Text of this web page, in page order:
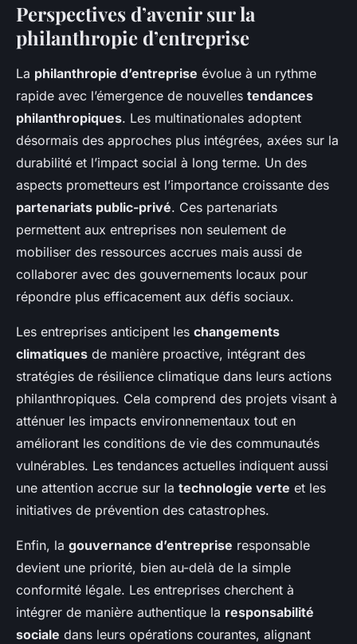
Perspectives d’avenir sur la
philanthropie d’entreprise
La philanthropie d’entreprise évolue à un rythme
rapide avec l’émergence de nouvelles tendances
philanthropiques. Les multinationales adoptent
désormais des approches plus intégrées, axées sur la
durabilité et l’impact social à long terme. Un des
aspects prometteurs est l’importance croissante des
partenariats public-privé. Ces partenariats
permettent aux entreprises non seulement de
mobiliser des ressources accrues mais aussi de
collaborer avec des gouvernements locaux pour
répondre plus efficacement aux défis sociaux.
Les entreprises anticipent les changements
climatiques de manière proactive, intégrant des
stratégies de résilience climatique dans leurs actions
philanthropiques. Cela comprend des projets visant à
atténuer les impacts environnementaux tout en
améliorant les conditions de vie des communautés
vulnérables. Les tendances actuelles indiquent aussi
une attention accrue sur la technologie verte et les
initiatives de prévention des catastrophes.
Enfin, la gouvernance d’entreprise responsable
devient une priorité, bien au-delà de la simple
conformité légale. Les entreprises cherchent à
intégrer de manière authentique la responsabilité
sociale dans leurs opérations courantes, alignant